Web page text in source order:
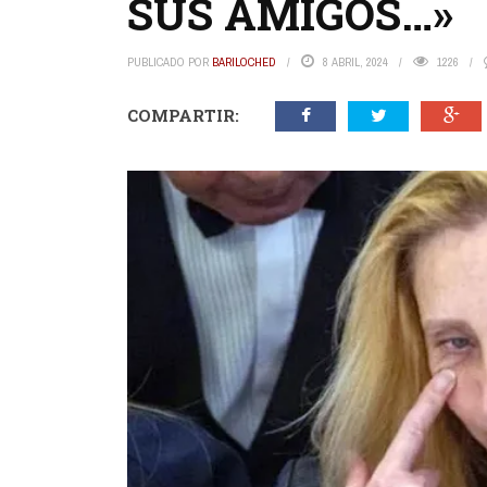
SUS AMIGOS…»
PUBLICADO POR BARILOCHED 8 ABRIL, 2024 1226
COMPARTIR: